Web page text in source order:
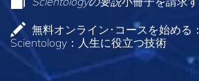
無料オンライン･コースを始める：
Scientology：人生に役立つ技術